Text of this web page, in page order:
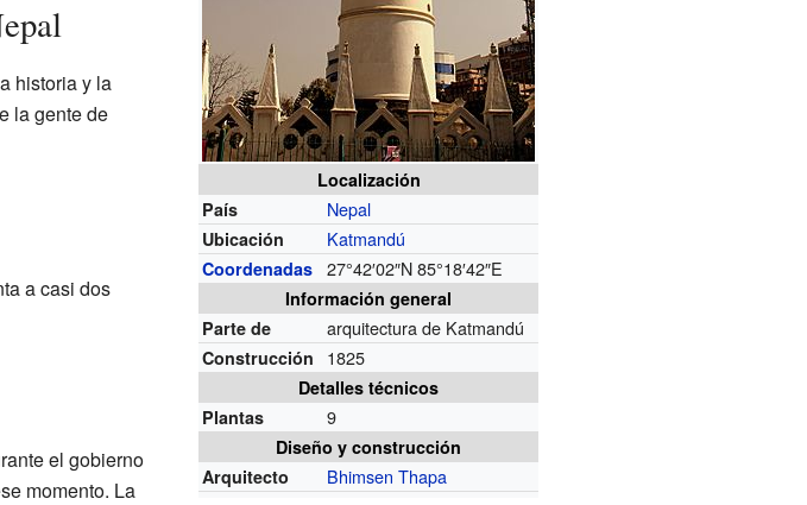
Localización
País
Nepal
Ubicación Katmandú
Coordenadas 27°42′02″N 85°18′42″E
Información general
Parte de
arquitectura de Katmandú
Construcción 1825
Detalles técnicos
Plantas
9
Diseño y construcción
Arquitecto
Bhimsen Thapa
historia y la
la gente de
a casi dos
el gobierno
momento. La